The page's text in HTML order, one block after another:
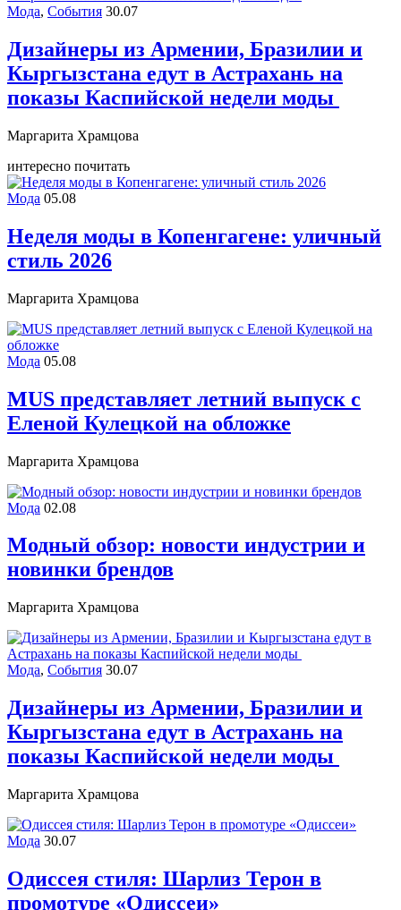
Мода, События 30.07
Дизайнеры из Армении, Бразилии и
Кыргызстана едут в Астрахань на
показы Каспийской недели моды
Маргарита Храмцова
интересно почитать
Мода 05.08
Неделя моды в Копенгагене: уличный
стиль 2026
Маргарита Храмцова
Мода 05.08
MUS представляет летний выпуск с
Еленой Кулецкой на обложке
Маргарита Храмцова
Мода 02.08
Модный обзор: новости индустрии и
новинки брендов
Маргарита Храмцова
Мода, События 30.07
Дизайнеры из Армении, Бразилии и
Кыргызстана едут в Астрахань на
показы Каспийской недели моды
Маргарита Храмцова
Мода 30.07
Одиссея стиля: Шарлиз Терон в
промотуре «Одиссеи»